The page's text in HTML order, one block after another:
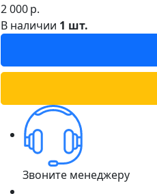
2 000р.
В наличии 1 шт.
Звоните менеджеру